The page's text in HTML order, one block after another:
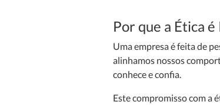
Por que a Ética
Uma empresa é feita de
alinhamos nossos
conhece e confia.
Este compromisso com a